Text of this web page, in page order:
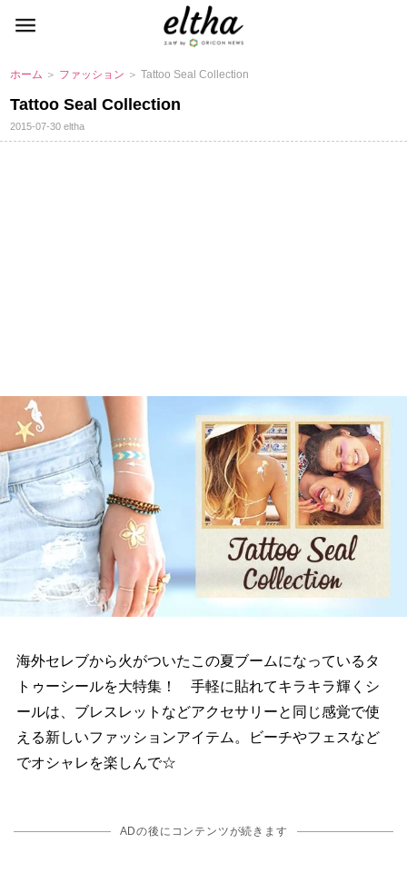
ホーム ＞ ファッション ＞ Tattoo Seal Collection
Tattoo Seal Collection
2015-07-30eltha
海外セレブから火がついたこの夏ブームになっているタ
トゥーシールを大特集！ 手軽に貼れてキラキラ輝くシ
ールは、ブレスレットなどアクセサリーと同じ感覚で使
える新しいファッションアイテム。ビーチやフェスなど
でオシャレを楽しんで☆
ADの後にコンテンツが続きます